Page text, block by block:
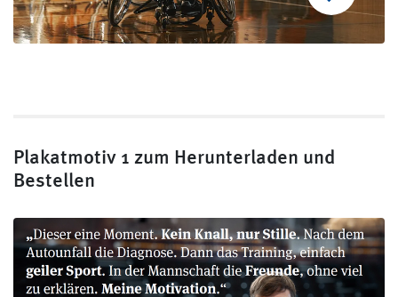
Plakatmotiv 1 zum Herunterladen und
Bestellen